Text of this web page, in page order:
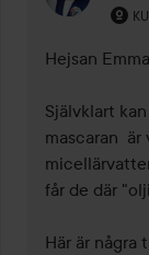
Hejsan
Självklart
mascaran
får de där
Här är